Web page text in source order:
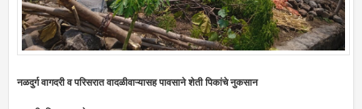
नळदुर्ग वागदरी व परिसरात वादळीवाऱ्यासह पावसाने शेती पिकांचे नुकसान